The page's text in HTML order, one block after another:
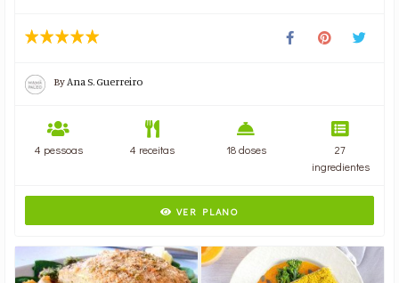
ByAna S. Guerreiro
4 pessoas 4 receitas 18 doses
27
ingredientes
VER PLANO